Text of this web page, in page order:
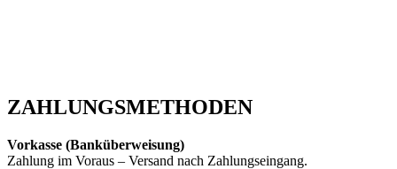
ZAHLUNGSMETHODEN
Vorkasse (Banküberweisung)
Zahlung im Voraus – Versand nach Zahlungseingang.